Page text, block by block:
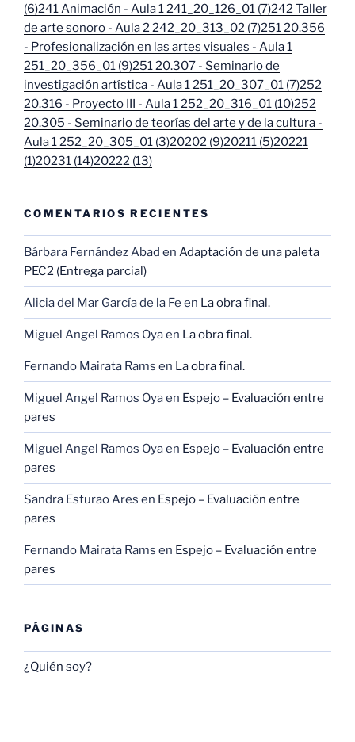
(6)241 Animación - Aula 1 241_20_126_01 (7)242 Taller
de arte sonoro - Aula 2 242_20_313_02 (7)251 20.356
- Profesionalización en las artes visuales - Aula 1
251_20_356_01 (9)251 20.307 - Seminario de
investigación artística - Aula 1 251_20_307_01 (7)252
20.316 - Proyecto III - Aula 1 252_20_316_01 (10)252
20.305 - Seminario de teorías del arte y de la cultura -
Aula 1 252_20_305_01 (3)20202 (9)20211 (5)20221
(1)20231 (14)20222 (13)
COMENTARIOS RECIENTES
Bárbara Fernández Abad en Adaptación de una paleta
PEC2 (Entrega parcial)
Alicia del Mar García de la Fe en La obra final.
Miguel Angel Ramos Oyaen La obra final.
Fernando Mairata Rams en La obra final.
Miguel Angel Ramos Oyaen Espejo – Evaluación entre
pares
Miguel Angel Ramos Oyaen Espejo – Evaluación entre
pares
Sandra Esturao Ares en Espejo – Evaluación entre
pares
Fernando Mairata Rams en Espejo – Evaluación entre
pares
PÁGINAS
¿Quién soy?